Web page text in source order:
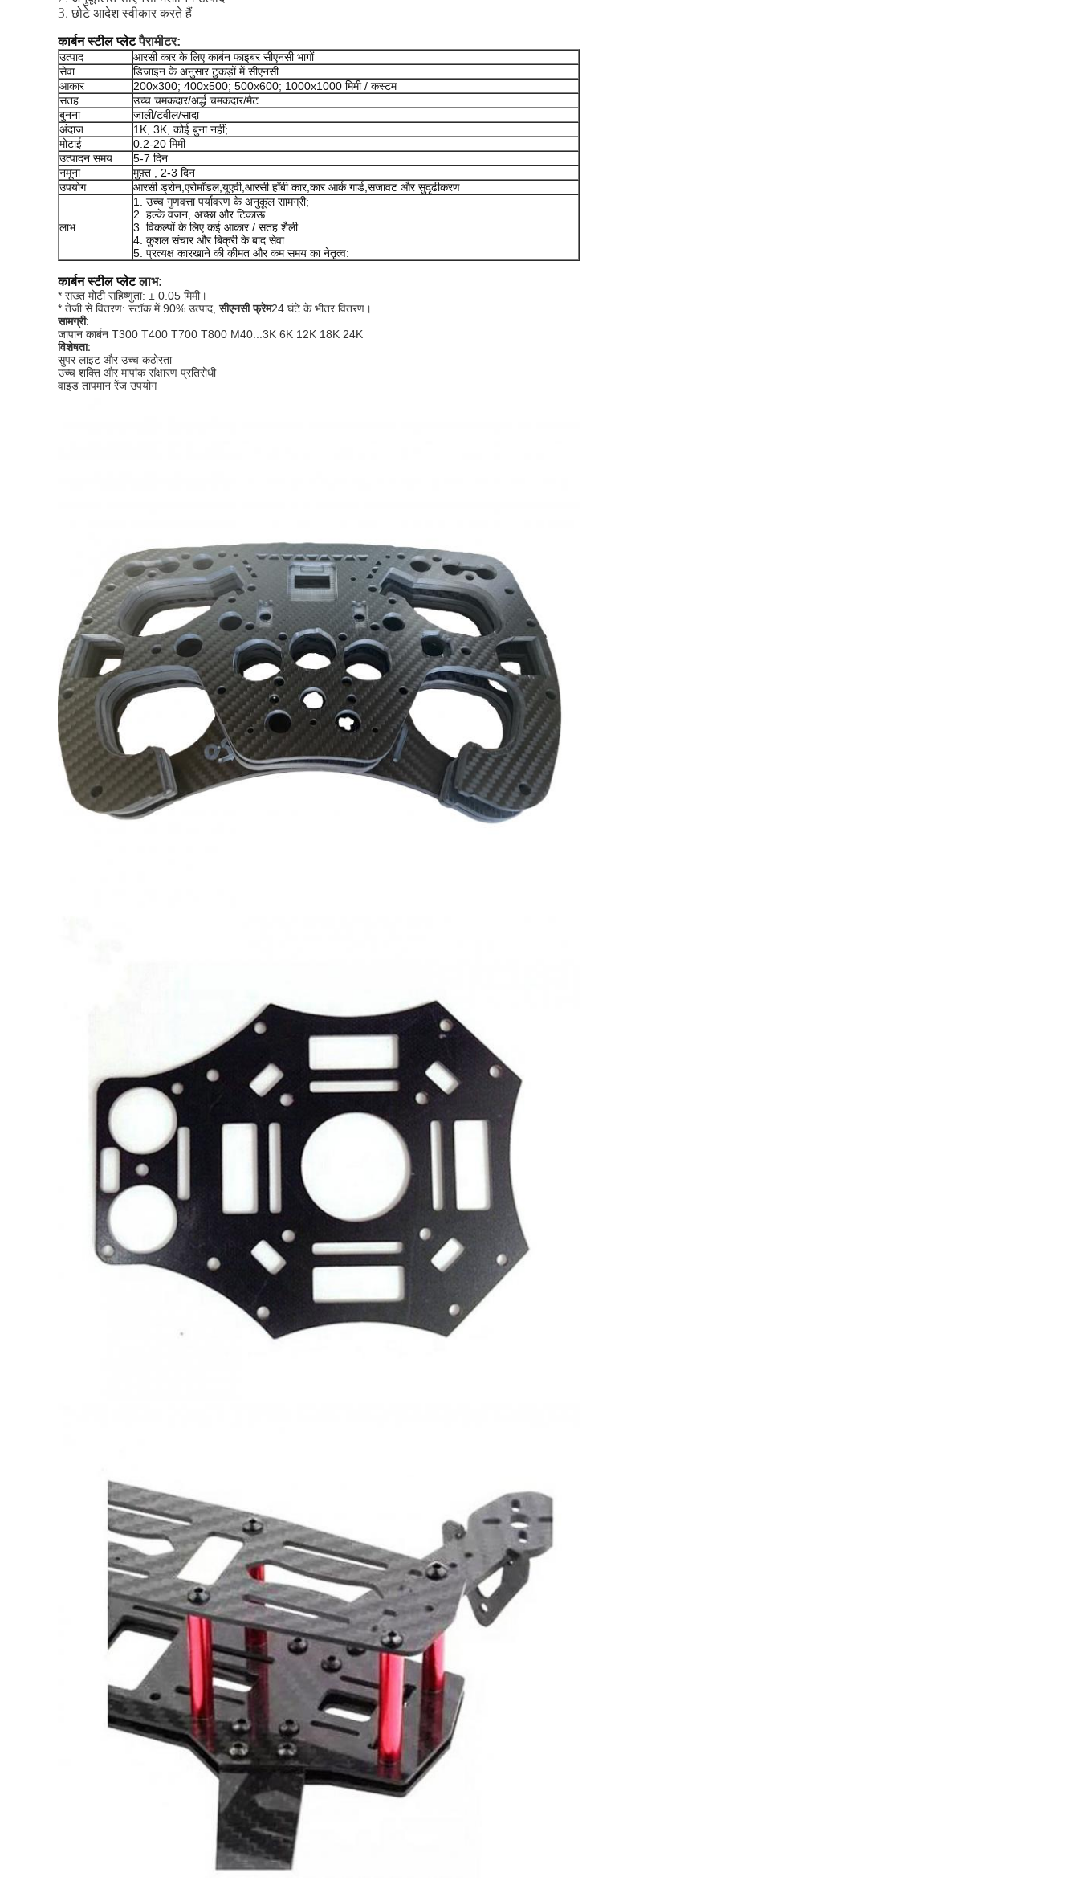
3. छोटे आदेश स्वीकार करते हैं
कार्बन स्टील प्लेट पैरामीटर:
उत्पाद
आरसी कार के लिए कार्बन फाइबर सीएनसी भागों
सेवा
डिजाइन के अनुसार टुकड़ों में सीएनसी
आकार
200x300; 400x500; 500x600; 1000x1000 मिमी / कस्टम
सतह
उच्च चमकदार/अर्द्ध चमकदार/मैट
बुनना
जाली/टवील/सादा
अंदाज
1K, 3K, कोई बुना नहीं;
मोटाई
0.2-20 मिमी
उत्पादन समय
5-7 दिन
नमूना
मुफ़्त , 2-3 दिन
उपयोग
आरसी ड्रोन;एरोमॉडल;यूएवी;आरसी हॉबी कार;कार आर्क गार्ड;सजावट और सुदृढीकरण
लाभ
1. उच्च गुणवत्ता पर्यावरण के अनुकूल सामग्री;
2. हल्के वजन, अच्छा और टिकाऊ
3. विकल्पों के लिए कई आकार / सतह शैली
4. कुशल संचार और बिक्री के बाद सेवा
5. प्रत्यक्ष कारखाने की कीमत और कम समय का नेतृत्व:
कार्बन स्टील प्लेट लाभ:
* सख्त मोटी सहिष्णुता: ± 0.05 मिमी।
* तेजी से वितरण: स्टॉक में 90% उत्पाद, सीएनसी फ्रेम24 घंटे के भीतर वितरण।
सामग्री:
जापान कार्बन T300 T400 T700 T800 M40...3K 6K 12K 18K 24K
विशेषता:
सुपर लाइट और उच्च कठोरता
उच्च शक्ति और मापांक संक्षारण प्रतिरोधी
वाइड तापमान रेंज उपयोग